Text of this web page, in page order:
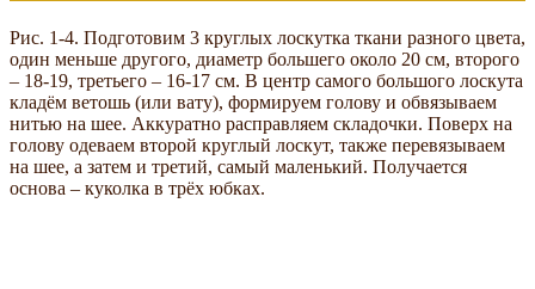
Рис. 1-4. Подготовим 3 круглых лоскутка ткани разного цвета,
один меньше другого, диаметр большего около 20 см, второго
– 18-19, третьего – 16-17 см. В центр самого большого лоскута
кладём ветошь (или вату), формируем голову и обвязываем
нитью на шее. Аккуратно расправляем складочки. Поверх на
голову одеваем второй круглый лоскут, также перевязываем
на шее, а затем и третий, самый маленький. Получается
основа – куколка в трёх юбках.